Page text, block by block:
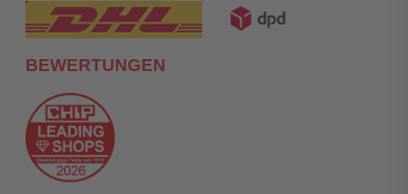
BEWERTUNGEN